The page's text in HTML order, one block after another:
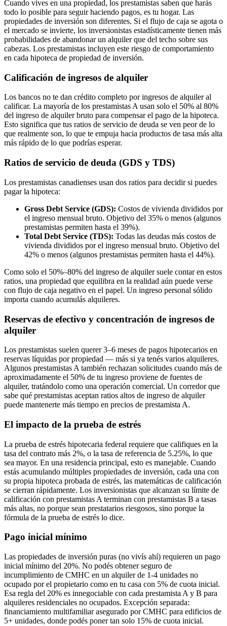
Cuando vives en una propiedad, los prestamistas saben que harás
todo lo posible para seguir haciendo pagos, es tu hogar. Las
propiedades de inversión son diferentes. Si el flujo de caja se agota o
el mercado se invierte, los inversionistas estadísticamente tienen más
probabilidades de abandonar un alquiler que del techo sobre sus
cabezas. Los prestamistas incluyen este riesgo de comportamiento
en cada hipoteca de propiedad de inversión.
Calificación de ingresos de alquiler
Los bancos no te dan crédito completo por ingresos de alquiler al
calificar. La mayoría de los prestamistas A usan solo el 50% al 80%
del ingreso de alquiler bruto para compensar el pago de la hipoteca.
Esto significa que tus ratios de servicio de deuda se ven peor de lo
que realmente son, lo que te empuja hacia productos de tasa más alta
más rápido de lo que podrías esperar.
Ratios de servicio de deuda (GDS y TDS)
Los prestamistas canadienses usan dos ratios para decidir si puedes
pagar la hipoteca:
Gross Debt Service (GDS): Costos de vivienda divididos por
el ingreso mensual bruto. Objetivo del 35% o menos (algunos
prestamistas permiten hasta el 39%).
Total Debt Service (TDS): Todas las deudas más costos de
vivienda divididos por el ingreso mensual bruto. Objetivo del
42% o menos (algunos prestamistas permiten hasta el 44%).
Como solo el 50%–80% del ingreso de alquiler suele contar en estos
ratios, una propiedad que equilibra en la realidad aún puede verse
con flujo de caja negativo en el papel. Un ingreso personal sólido
importa cuando acumulás alquileres.
Reservas de efectivo y concentración de ingresos de
alquiler
Los prestamistas suelen querer 3–6 meses de pagos hipotecarios en
reservas líquidas por propiedad — más si ya tenés varios alquileres.
Algunos prestamistas A también rechazan solicitudes cuando más de
aproximadamente el 50% de tu ingreso proviene de fuentes de
alquiler, tratándolo como una operación comercial. Un corredor que
sabe qué prestamistas aceptan ratios altos de ingreso de alquiler
puede mantenerte más tiempo en precios de prestamista A.
El impacto de la prueba de estrés
La prueba de estrés hipotecaria federal requiere que califiques en la
tasa del contrato más 2%, o la tasa de referencia de 5.25%, lo que
sea mayor. En una residencia principal, esto es manejable. Cuando
estás acumulando múltiples propiedades de inversión, cada una con
su propia hipoteca probada de estrés, las matemáticas de calificación
se cierran rápidamente. Los inversionistas que alcanzan su límite de
calificación con prestamistas A terminan con prestamistas B a tasas
más altas, no porque sean prestatarios riesgosos, sino porque la
fórmula de la prueba de estrés lo dice.
Pago inicial mínimo
Las propiedades de inversión puras (no vivís ahí) requieren un pago
inicial mínimo del 20%. No podés obtener seguro de
incumplimiento de CMHC en un alquiler de 1-4 unidades no
ocupado por el propietario como en tu casa con 5% de cuota inicial.
Esa regla del 20% es innegociable con cada prestamista A y B para
alquileres residenciales no ocupados. Excepción separada:
financiamiento multifamiliar asegurado por CMHC para edificios de
5+ unidades, donde podés poner tan solo 15% de cuota inicial.